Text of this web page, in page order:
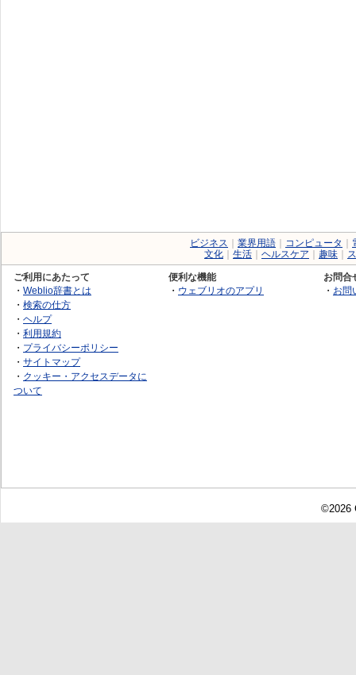
ビジネス 業界用語 コンピュータ
文化
生活 ヘルスケア 趣味
ご利用にあたって
・ Weblio辞書とは
・ 検索の仕方
・ ヘルプ
・ 利用規約
・ プライバシーポリシー
・ サイトマップ
・ クッキー・アクセスデータに
ついて
便利な機能
・ ウェブリオのアプリ
お問合
・ お問
©2026